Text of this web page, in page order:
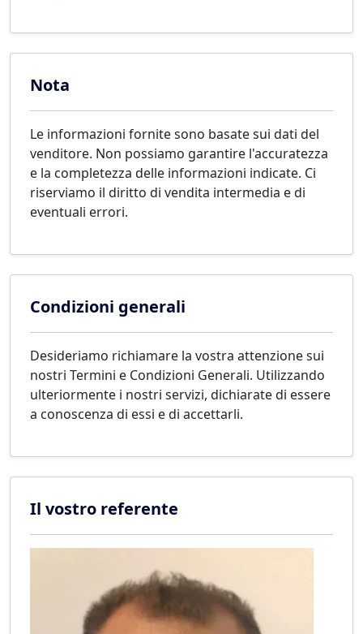
Nota
Le informazioni fornite sono basate sui dati del
venditore. Non possiamo garantire l'accuratezza
e la completezza delle informazioni indicate. Ci
riserviamo il diritto di vendita intermedia e di
eventuali errori.
Condizioni generali
Desideriamo richiamare la vostra attenzione sui
nostri Termini e Condizioni Generali. Utilizzando
ulteriormente i nostri servizi, dichiarate di essere
a conoscenza di essi e di accettarli.
Il vostro referente